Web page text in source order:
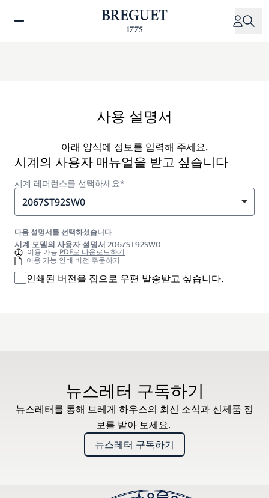
사용 설명서
아래 양식에 정보를 입력해 주세요.
시계의 사용자 매뉴얼을 받고 싶습니다
시계 레퍼런스를 선택하세요*
2067ST92SW0
다음 설명서를 선택하셨습니다
시계 모델의 사용자 설명서 2067ST92SW0
이용 가능 PDF로 다운로드하기
이용 가능 인쇄 버전 주문하기
인쇄된 버전을 집으로 우편 발송받고 싶습니다.
뉴스레터 구독하기
뉴스레터를 통해 브레게 하우스의 최신 소식과 신제품 정
보를 받아 보세요.
뉴스레터 구독하기